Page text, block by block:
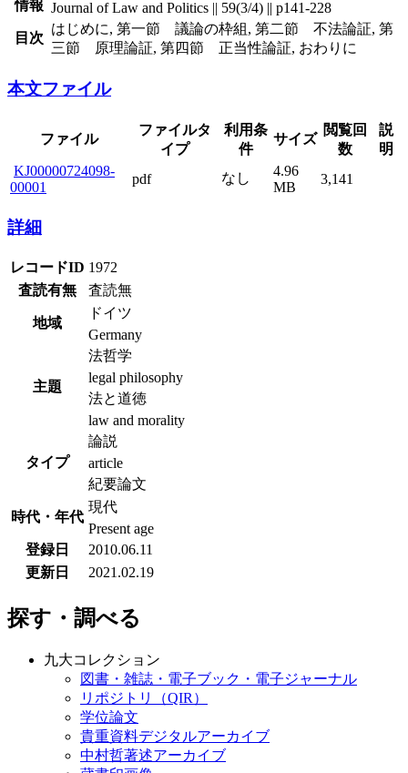
情報 Journal of Law and Politics || 59(3/4) || p141-228
目次
はじめに, 第一節 議論の枠組, 第二節 不法論証, 第
三節 原理論証, 第四節 正当性論証, おわりに
本文ファイル
ファイル
ファイルタ
イプ
利用条
件
サイズ
閲覧回
数
説
明
KJ00000724098-
00001
pdf なし
4.96
MB
3,141
詳細
レコードID 1972
査読有無
査読無
地域
ドイツ
Germany
主題
法哲学
legal philosophy
法と道徳
law and morality
タイプ
論説
article
紀要論文
時代・年代
現代
Present age
登録日
2010.06.11
更新日
2021.02.19
探す・調べる
九大コレクション
図書・雑誌・電子ブック・電子ジャーナル
リポジトリ（QIR）
学位論文
貴重資料デジタルアーカイブ
中村哲著述アーカイブ